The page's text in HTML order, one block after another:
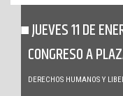
JUEVES 11 DE
CONGRESO A
DERECHOS HUMANOS Y